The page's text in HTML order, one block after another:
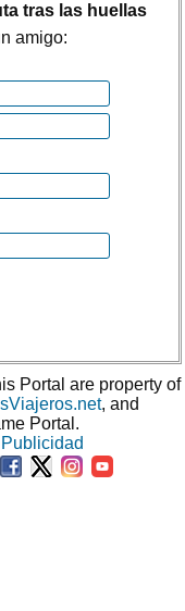
tras las huellas
amigo:
Portal are property of
, and
Portal.
Publicidad